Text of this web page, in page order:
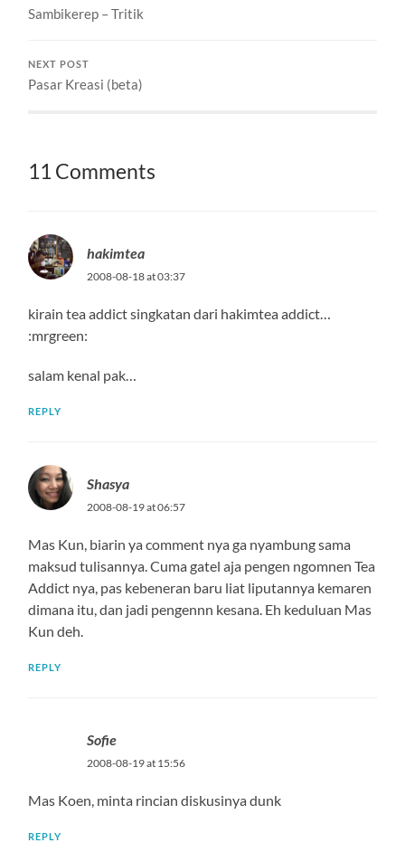
Sambikerep – Tritik
NEXT POST
Pasar Kreasi (beta)
11 Comments
hakimtea
2008-08-18 at 03:37
kirain tea addict singkatan dari hakimtea addict…
:mrgreen:
salam kenal pak…
REPLY
Shasya
2008-08-19 at 06:57
Mas Kun, biarin ya comment nya ga nyambung sama
maksud tulisannya. Cuma gatel aja pengen ngomnen Tea
Addict nya, pas kebeneran baru liat liputannya kemaren
dimana itu, dan jadi pengennn kesana. Eh keduluan Mas
Kun deh.
REPLY
Sofie
2008-08-19 at 15:56
Mas Koen, minta rincian diskusinya dunk
REPLY